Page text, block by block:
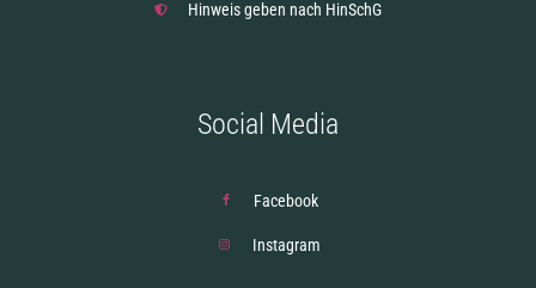
Hinweis geben nach HinSchG
Social Media
Facebook
Instagram